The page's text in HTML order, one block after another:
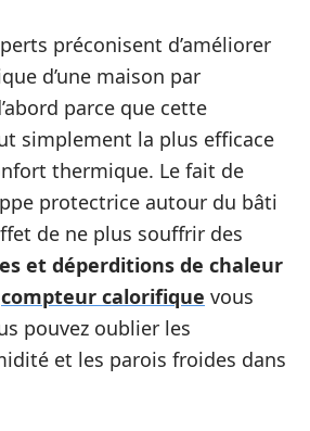
préconisent d’améliorer
d’une maison par
parce que cette
simplement la plus efficace
thermique. Le fait de
protectrice autour du bâti
de ne plus souffrir des
et déperditions de chaleur
compteur calorifique vous
pouvez oublier les
et les parois froides dans